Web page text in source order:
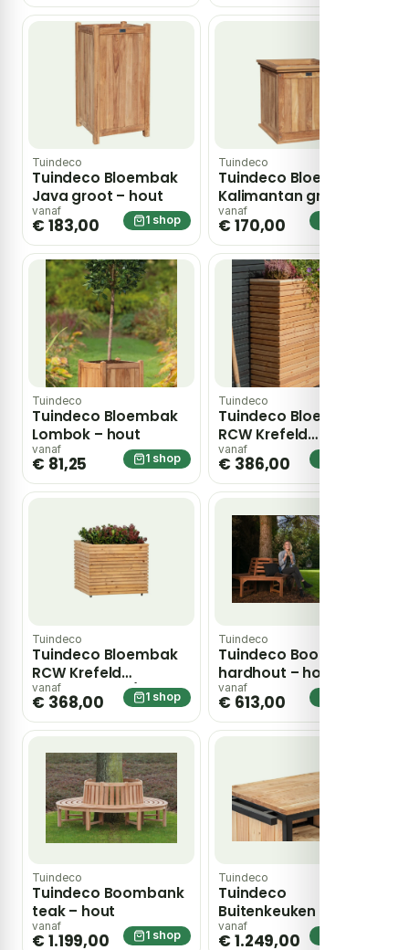
Tuindeco
Tuindeco Bloembak
Java groot – hout
vanaf
€ 183,00 1 shop
Tuindeco
Tuindeco Bloembak
Kalimantan groot –
hout
vanaf
€ 170,00
Tuindeco
Tuindeco Bloembak
Lombok – hout
vanaf
€ 81,25 1 shop
Tuindeco
Tuindeco Bloembak
RCW Krefeld
30x90x80 cm / op
wieltjes – hout
vanaf
€ 386,00
Tuindeco
Tuindeco Bloembak
RCW Krefeld
60x80x60 cm / op
wieltjes – hout
vanaf
€ 368,00 1 shop
Tuindeco
Tuindeco Boombank
hardhout – hout
vanaf
€ 613,00
Tuindeco
Tuindeco Boombank
teak – hout
vanaf
€ 1.199,00 1 shop
Tuindeco
Tuindeco
Buitenkeuken Acero
180 cm – hout
vanaf
€ 1.249,00